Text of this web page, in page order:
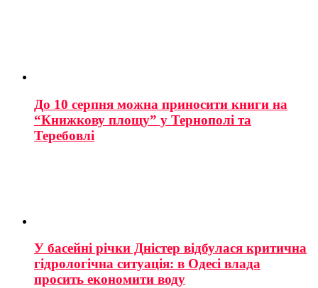
До 10 серпня можна приносити книги на
“Книжкову площу” у Тернополі та
Теребовлі
У басейні річки Дністер відбулася критична
гідрологічна ситуація: в Одесі влада
просить економити воду